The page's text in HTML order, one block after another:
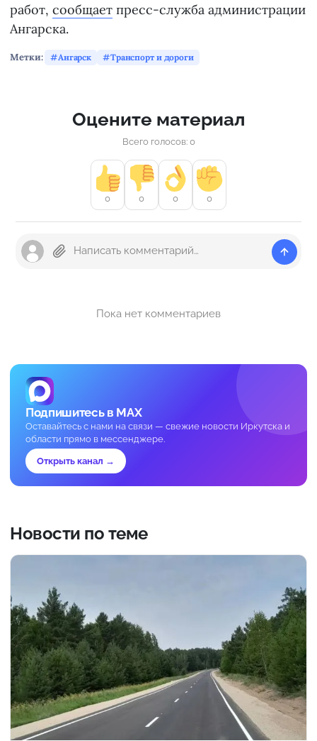
работ, сообщает пресс-служба администрации
Ангарска.
Метки: Ангарск Транспорт и дороги
Оцените материал
Всего голосов: 0
0 0 0 0
Пока нет комментариев
Подпишитесь в MAX
Оставайтесь с нами на связи — свежие новости Иркутска и
области прямо в мессенджере.
Открыть канал →
Новости по теме